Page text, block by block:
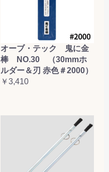
オーブ・テック 鬼に金
棒 NO.30 （30mmホ
ルダー＆刃 赤色＃2000）
￥3,410